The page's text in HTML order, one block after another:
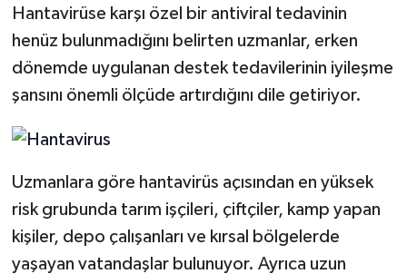
Hantavirüse karşı özel bir antiviral tedavinin
henüz bulunmadığını belirten uzmanlar, erken
dönemde uygulanan destek tedavilerinin iyileşme
şansını önemli ölçüde artırdığını dile getiriyor.
Uzmanlara göre hantavirüs açısından en yüksek
risk grubunda tarım işçileri, çiftçiler, kamp yapan
kişiler, depo çalışanları ve kırsal bölgelerde
yaşayan vatandaşlar bulunuyor. Ayrıca uzun